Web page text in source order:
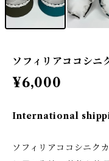
ソフィリアココシニ
¥6,000
International
ソフィリアココシニク